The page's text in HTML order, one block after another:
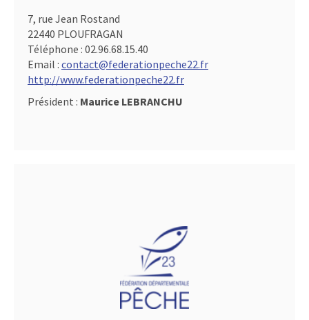
7, rue Jean Rostand
22440 PLOUFRAGAN
Téléphone : 02.96.68.15.40
Email : contact@federationpeche22.fr
http://www.federationpeche22.fr
Président : Maurice LEBRANCHU